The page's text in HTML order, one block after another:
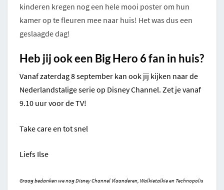
kinderen kregen nog een hele mooi poster om hun
kamer op te fleuren mee naar huis! Het was dus een
geslaagde dag!
Heb jij ook een Big Hero 6 fan in huis?
Vanaf zaterdag 8 september kan ook jij kijken naar de
Nederlandstalige serie op Disney Channel. Zet je vanaf
9.10 uur voor de TV!
Take care en tot snel
Liefs Ilse
Graag bedanken we nog Disney Channel Vlaanderen, Walkietalkie en Technopolis